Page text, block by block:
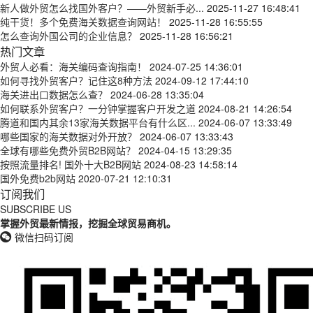
新人做外贸怎么找国外客户？——外贸新手必... 2025-11-27 16:48:41
纯干货！多个免费海关数据查询网站！
2025-11-28 16:55:55
怎么查询外国公司的企业信息？ 2025-11-28 16:56:21
热门文章
外贸人必看：海关编码查询指南！
2024-07-25 14:36:01
如何寻找外贸客户？记住这8种方法 2024-09-12 17:44:10
海关进出口数据怎么查？ 2024-06-28 13:35:04
如何联系外贸客户？一分钟掌握客户开发之道 2024-08-21 14:26:54
腾道和国内其余13家海关数据平台有什么区... 2024-06-07 13:33:49
哪些国家的海关数据对外开放？ 2024-06-07 13:33:43
全球有哪些免费外贸B2B网站？ 2024-04-15 13:29:35
按照流量排名! 国外十大B2B网站 2024-08-23 14:58:14
国外免费b2b网站 2020-07-21 12:10:31
订阅我们
SUBSCRIBE US
掌握外贸最新情报，挖掘全球贸易商机。
微信扫码订阅